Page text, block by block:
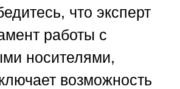
что эксперт
работы с
носителями,
возможность